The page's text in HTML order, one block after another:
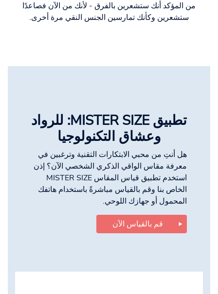
من المؤكد أنك ستشعرين بالفرق - لأنك من الآن فصاعدًا
ستشعرين وكأنك تمارسين الجنس النقي مرة أخرى.
تطبيق MISTER SIZE: للرواد
وعشاق التكنولوجيا
هل أنتِ من محبي الابتكارات التقنية وترغبين في
معرفة مقاس الواقي الذكري الشخصي الآن؟ إذن
استخدم تطبيق قياس المقاس MISTER SIZE
الخاص بنا وقم بالقياس مباشرةً باستخدام هاتفك
المحمول أو جهازك اللوحي.
قم بالقياس الآن